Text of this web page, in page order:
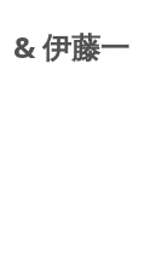
伊藤一